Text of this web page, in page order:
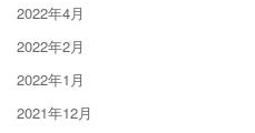
2022年4月
2022年2月
2022年1月
2021年12月